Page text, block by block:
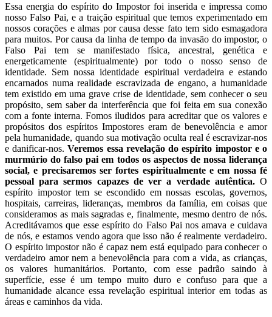
Essa energia do espírito do Impostor foi inserida e impressa como
nosso Falso Pai, e a traição espiritual que temos experimentado em
nossos corações e almas por causa desse fato tem sido esmagadora
para muitos. Por causa da linha de tempo da invasão do impostor, o
Falso Pai tem se manifestado física, ancestral, genética e
energeticamente (espiritualmente) por todo o nosso senso de
identidade. Sem nossa identidade espiritual verdadeira e estando
encarnados numa realidade escravizada de engano, a humanidade
tem existido em uma grave crise de identidade, sem conhecer o seu
propósito, sem saber da interferência que foi feita em sua conexão
com a fonte interna. Fomos iludidos para acreditar que os valores e
propósitos dos espíritos Impostores eram de benevolência e amor
pela humanidade, quando sua motivação oculta real é escravizar-nos
e danificar-nos.Veremos essa revelação do espírito impostor e o
murmúrio do falso pai em todos os aspectos de nossa liderança
social, e precisaremos ser fortes espiritualmente e em nossa fé
pessoal para sermos capazes de ver a verdade autêntica.O
espírito impostor tem se escondido em nossas escolas, governos,
hospitais, carreiras, lideranças, membros da família, em coisas que
consideramos as mais sagradas e, finalmente, mesmo dentro de nós.
Acreditávamos que esse espírito do Falso Pai nos amava e cuidava
de nós, e estamos vendo agora que isso não é realmente verdadeiro.
O espírito impostor não é capaz nem está equipado para conhecer o
verdadeiro amor nem a benevolência para com a vida, as crianças,
os valores humanitários. Portanto, com esse padrão saindo à
superfície, esse é um tempo muito duro e confuso para que a
humanidade alcance essa revelação espiritual interior em todas as
áreas e caminhos da vida.